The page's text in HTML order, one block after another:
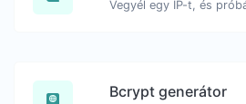
Bcrypt generátor